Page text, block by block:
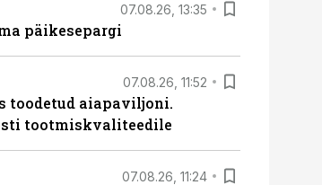
07.08.26, 13:35
päikesepargi
07.08.26, 11:52
toodetud aiapaviljoni.
tootmiskvaliteedile
07.08.26, 11:24